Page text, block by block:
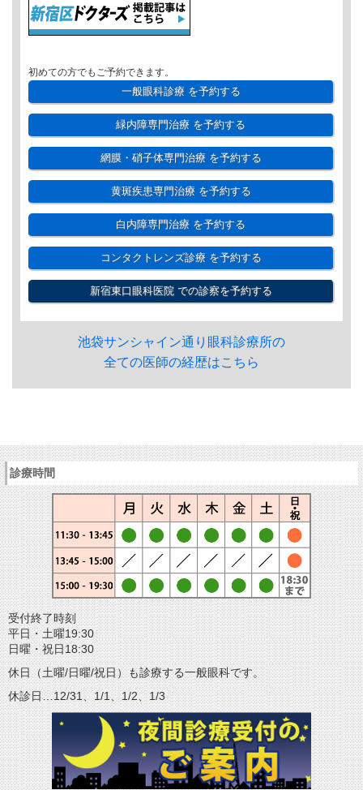
初めての方でもご予約できます。
一般眼科診療を予約する
緑内障専門治療 を予約する
網膜・硝子体専門治療を予約する
黄斑疾患専門治療を予約する
白内障専門治療 を予約する
コンタクトレンズ診療を予約する
新宿東口眼科医院での診察を予約する
池袋サンシャイン通り眼科診療所の
全ての医師の経歴はこちら
診療時間
受付終了時刻
平日・土曜19:30
日曜・祝日18:30
休日（土曜/日曜/祝日）も診療する一般眼科です。
休診日…12/31、1/1、1/2、1/3